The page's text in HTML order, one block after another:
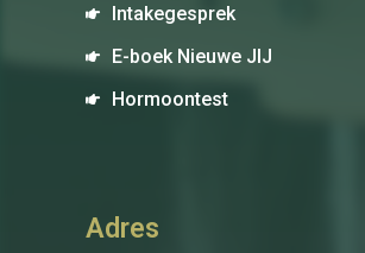
Intakegesprek
E-boek Nieuwe JIJ
Hormoontest
Adres